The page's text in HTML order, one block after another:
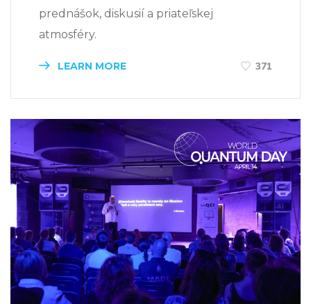
prednášok, diskusií a priateľskej
atmosféry.
LEARN MORE 371